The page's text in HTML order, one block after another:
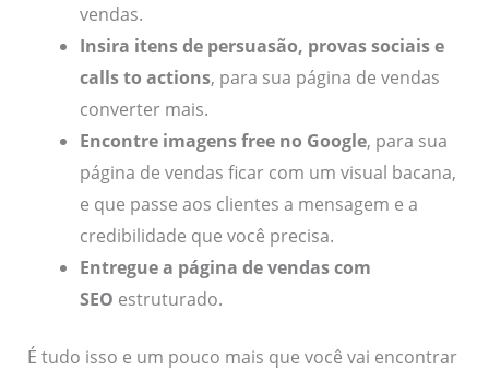
vendas.
Insira itens de persuasão, provas sociais e
calls to actions, para sua página de vendas
converter mais.
Encontre imagens free no Google, para sua
página de vendas ficar com um visual bacana,
e que passe aos clientes a mensagem e a
credibilidade que você precisa.
Entregue a página de vendas com
SEO estruturado.
É tudo isso e um pouco mais que você vai encontrar